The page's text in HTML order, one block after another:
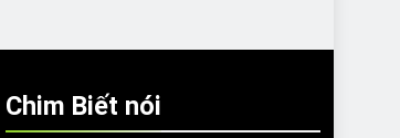
Chim Biết nói